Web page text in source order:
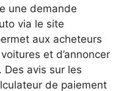
une demande
via le site
aux acheteurs
et d’annoncer
Des avis sur les
de paiement